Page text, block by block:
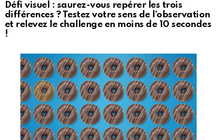
Défi visuel : saurez-vous repérer les trois
différences ? Testez votre sens de l’observation
et relevez le challenge en moins de 10 secondes
!